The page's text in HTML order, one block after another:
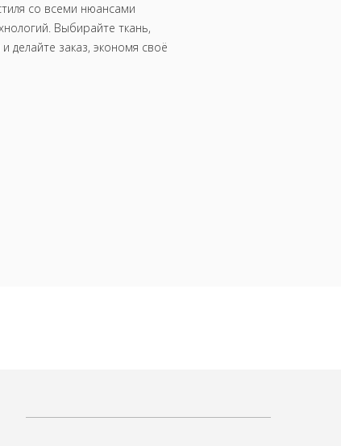
со всеми нюансами
Выбирайте ткань,
делайте заказ, экономя своё